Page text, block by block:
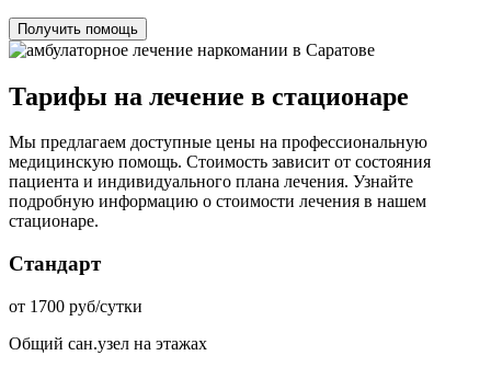
Получить помощь
Тарифы на лечение в стационаре
Мы предлагаем доступные цены на профессиональную
медицинскую помощь. Стоимость зависит от состояния
пациента и индивидуального плана лечения. Узнайте
подробную информацию о стоимости лечения в нашем
стационаре.
Стандарт
от 1700 руб/сутки
Общий сан.узел на этажах